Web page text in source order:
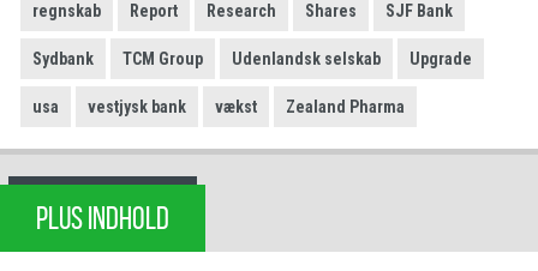
regnskab Report Research Shares SJF Bank
Sydbank TCM Group Udenlandsk selskab Upgrade
usa vestjysk bank vækst Zealand Pharma
PLUS INDHOLD